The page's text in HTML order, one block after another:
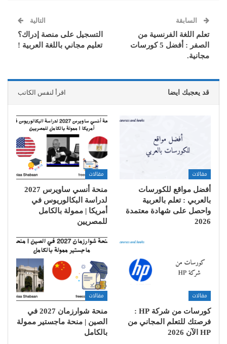
السابقة
تعلم اللغة الفرنسية من
الصفر : أفضل 5 كورسات
مجانية.
التالية
التسجيل على منصة إدراك؟
تعليم مجاني باللغة العربية !
قد يعجبك ايضا اقرأ لنفس الكاتب
مقالات
أفضل مواقع للكورسات
بالعربي : تعلم بالعربية
واحصل على شهادة معتمدة
2026
مقالات
منحة أنسي ساويرس 2027
لدراسة البكالوريوس في
أمريكا | ممولة بالكامل
للمصريين
مقالات
كورسات من شركة HP :
فرصتك للتعلم المجاني من
HP الآن 2026
مقالات
منحة شوارزمان 2027 في
الصين | منحة ماجستير ممولة
بالكامل